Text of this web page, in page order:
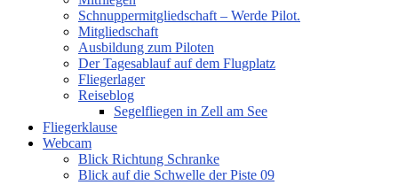
Schnuppermitgliedschaft – Werde Pilot.
Mitgliedschaft
Ausbildung zum Piloten
Der Tagesablauf auf dem Flugplatz
Fliegerlager
Reiseblog
Segelfliegen in Zell am See
Fliegerklause
Webcam
Blick Richtung Schranke
Blick auf die Schwelle der Piste 09